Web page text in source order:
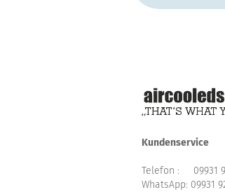
Kundenservice
Telefon : 09931
WhatsApp: 09931